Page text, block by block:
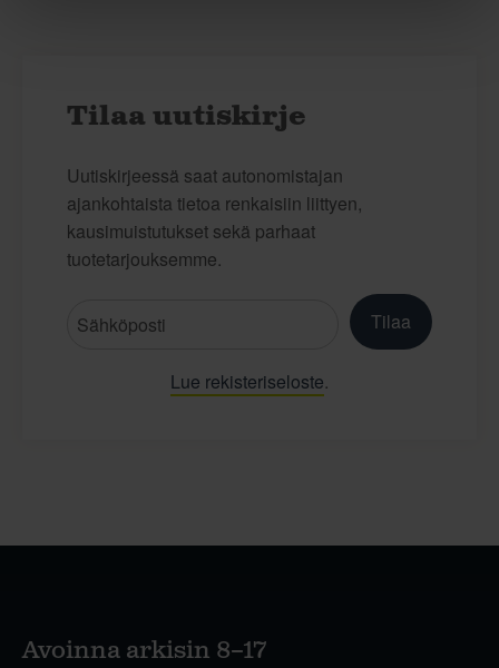
Tilaa uutiskirje
Uutiskirjeessä saat autonomistajan
ajankohtaista tietoa renkaisiin liittyen,
kausimuistutukset sekä parhaat
tuotetarjouksemme.
Tilaa
Lue rekisteriseloste.
Avoinna arkisin 8–17